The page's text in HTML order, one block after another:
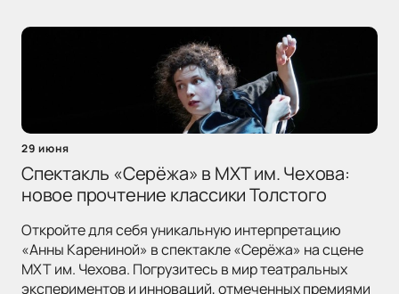
29 июня
Спектакль «Серёжа» в МХТ им. Чехова:
новое прочтение классики Толстого
Откройте для себя уникальную интерпретацию
«Анны Карениной» в спектакле «Серёжа» на сцене
МХТ им. Чехова. Погрузитесь в мир театральных
экспериментов и инноваций, отмеченных премиями